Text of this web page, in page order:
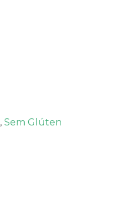
, Sem Glúten